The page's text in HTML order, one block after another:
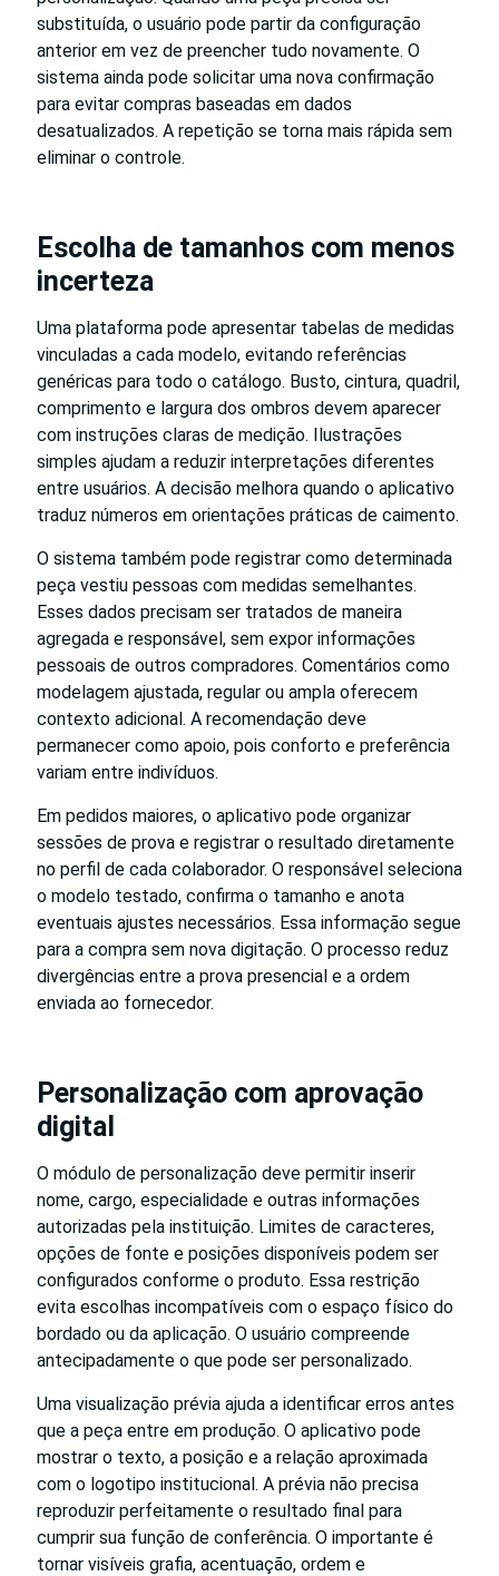
substituída, o usuário pode partir da configuração
anterior em vez de preencher tudo novamente. O
sistema ainda pode solicitar uma nova confirmação
para evitar compras baseadas em dados
desatualizados. A repetição se torna mais rápida sem
eliminar o controle.
Escolha de tamanhos com menos
incerteza
Uma plataforma pode apresentar tabelas de medidas
vinculadas a cada modelo, evitando referências
genéricas para todo o catálogo. Busto, cintura, quadril,
comprimento e largura dos ombros devem aparecer
com instruções claras de medição. Ilustrações
simples ajudam a reduzir interpretações diferentes
entre usuários. A decisão melhora quando o aplicativo
traduz números em orientações práticas de caimento.
O sistema também pode registrar como determinada
peça vestiu pessoas com medidas semelhantes.
Esses dados precisam ser tratados de maneira
agregada e responsável, sem expor informações
pessoais de outros compradores. Comentários como
modelagem ajustada, regular ou ampla oferecem
contexto adicional. A recomendação deve
permanecer como apoio, pois conforto e preferência
variam entre indivíduos.
Em pedidos maiores, o aplicativo pode organizar
sessões de prova e registrar o resultado diretamente
no perfil de cada colaborador. O responsável seleciona
o modelo testado, confirma o tamanho e anota
eventuais ajustes necessários. Essa informação segue
para a compra sem nova digitação. O processo reduz
divergências entre a prova presencial e a ordem
enviada ao fornecedor.
Personalização com aprovação
digital
O módulo de personalização deve permitir inserir
nome, cargo, especialidade e outras informações
autorizadas pela instituição. Limites de caracteres,
opções de fonte e posições disponíveis podem ser
configurados conforme o produto. Essa restrição
evita escolhas incompatíveis com o espaço físico do
bordado ou da aplicação. O usuário compreende
antecipadamente o que pode ser personalizado.
Uma visualização prévia ajuda a identificar erros antes
que a peça entre em produção. O aplicativo pode
mostrar o texto, a posição e a relação aproximada
com o logotipo institucional. A prévia não precisa
reproduzir perfeitamente o resultado final para
cumprir sua função de conferência. O importante é
tornar visíveis grafia, acentuação, ordem e